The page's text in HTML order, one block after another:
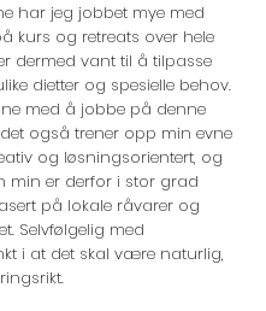
har jeg jobbet mye med
kurs og retreats over hele
dermed vant til å tilpasse
dietter og spesielle behov.
med å jobbe på denne
også trener opp min evne
og løsningsorientert, og
min er derfor i stor grad
på lokale råvarer og
Selvfølgelig med
i at det skal være naturlig,